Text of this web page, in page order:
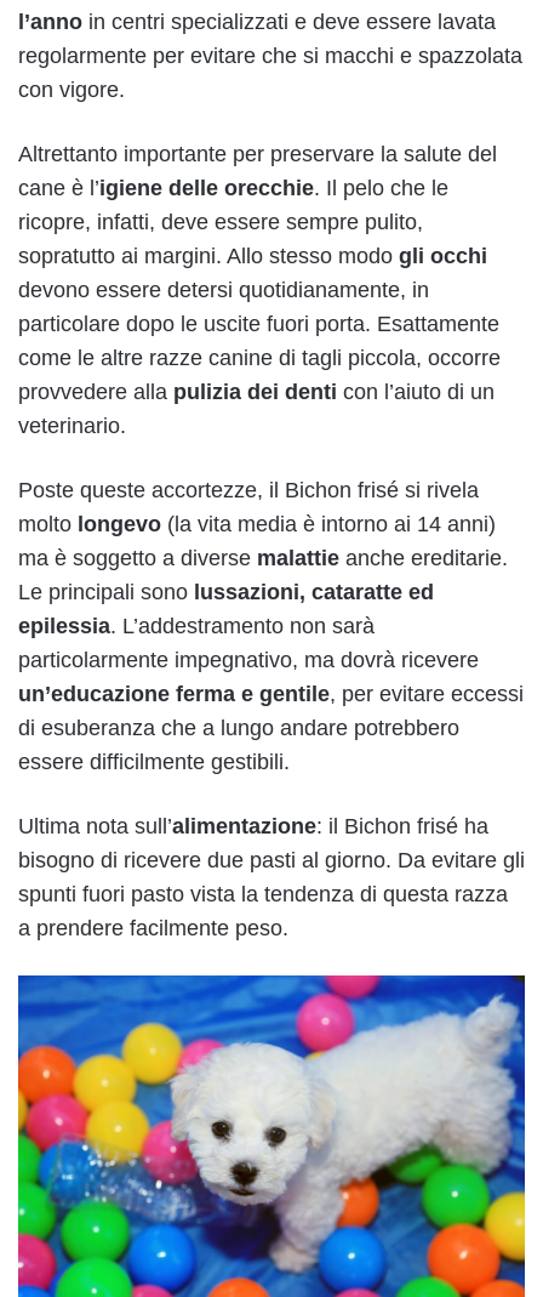
l’anno in centri specializzati e deve essere lavata
regolarmente per evitare che si macchi e spazzolata
con vigore.
Altrettanto importante per preservare la salute del
cane è l’igiene delle orecchie. Il pelo che le
ricopre, infatti, deve essere sempre pulito,
sopratutto ai margini. Allo stesso modo gli occhi
devono essere detersi quotidianamente, in
particolare dopo le uscite fuori porta. Esattamente
come le altre razze canine di tagli piccola, occorre
provvedere alla pulizia dei denti con l’aiuto di un
veterinario.
Poste queste accortezze, il Bichon frisé si rivela
molto longevo (la vita media è intorno ai 14 anni)
ma è soggetto a diverse malattie anche ereditarie.
Le principali sono lussazioni, cataratte ed
epilessia. L’addestramento non sarà
particolarmente impegnativo, ma dovrà ricevere
un’educazione ferma e gentile, per evitare eccessi
di esuberanza che a lungo andare potrebbero
essere difficilmente gestibili.
Ultima nota sull’alimentazione: il Bichon frisé ha
bisogno di ricevere due pasti al giorno. Da evitare gli
spunti fuori pasto vista la tendenza di questa razza
a prendere facilmente peso.